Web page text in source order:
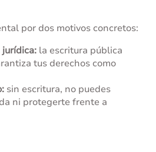
por dos motivos concretos:
la escritura pública
tus derechos como
sin escritura, no puedes
ni protegerte frente a